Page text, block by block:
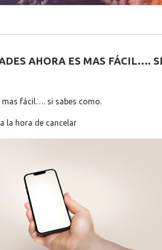
AHORA ES MAS FÁCIL….
fácil…. si sabes como.
la hora de cancelar